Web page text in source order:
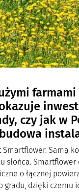
czy jak w
Samą
słońca.
o łącznej
gradu, dzięki